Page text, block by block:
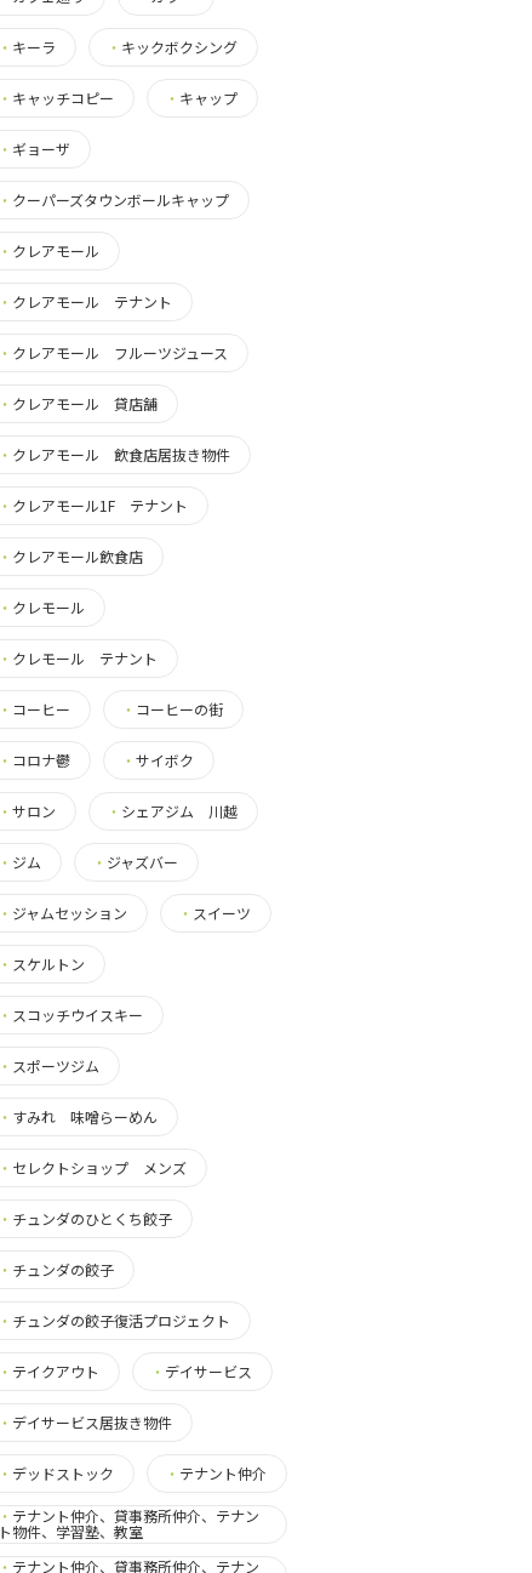
・ キーラ ・ キックボクシング
・ キャッチコピー ・ キャップ
・ ギョーザ
・ クーパーズタウンボールキャップ
・ クレアモール
・ クレアモール テナント
・ クレアモール フルーツジュース
・ クレアモール 貸店舗
・ クレアモール 飲食店居抜き物件
・ クレアモール1F テナント
・ クレアモール飲食店
・ クレモール
・ クレモール テナント
・ コーヒー ・ コーヒーの街
・ コロナ鬱 ・ サイボク
・ サロン ・ シェアジム 川越
・ ジム ・ ジャズバー
・ ジャムセッション ・ スイーツ
・ スケルトン
・ スコッチウイスキー
・ スポーツジム
・ すみれ 味噌らーめん
・ セレクトショップ メンズ
・ チュンダのひとくち餃子
・ チュンダの餃子
・ チュンダの餃子復活プロジェクト
・ テイクアウト ・ デイサービス
・ デイサービス居抜き物件
・ デッドストック ・ テナント仲介
・ テナント仲介、貸事務所仲介、テナン
ト物件、学習塾、教室
・ テナント仲介、貸事務所仲介、テナン